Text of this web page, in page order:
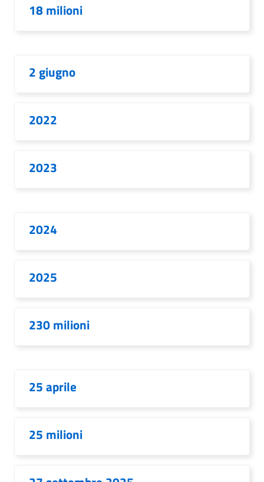
18 milioni
2 giugno
2022
2023
2024
2025
230 milioni
25 aprile
25 milioni